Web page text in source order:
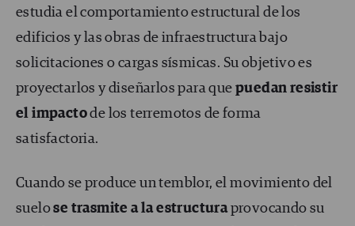
estudia el comportamiento estructural de los
edificios y las obras de infraestructura bajo
solicitaciones o cargas sísmicas. Su objetivo es
proyectarlos y diseñarlos para que puedan resistir
el impactode los terremotos de forma
satisfactoria.
Cuando se produce un temblor, el movimiento del
suelose trasmite a la estructuraprovocando su